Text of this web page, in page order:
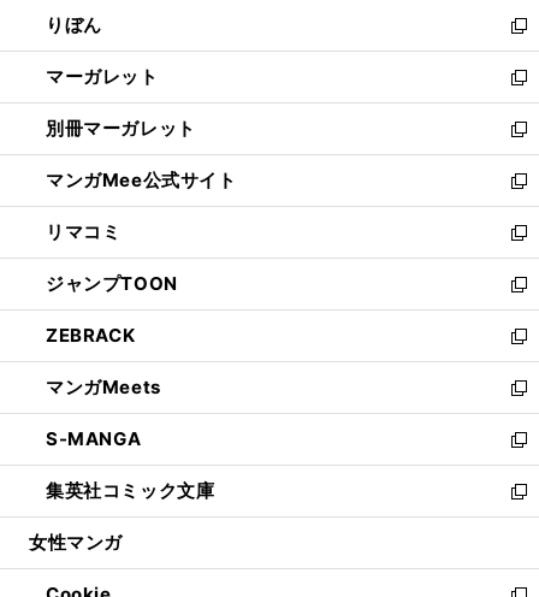
く
で
開
く
ド
ウ
で
開
く
ィ
ン
ド
ウ
で
開
く
りぼん
新
し
い
ウ
ィ
ン
ド
ウ
で
開
く
マーガレット
新
し
い
ウ
ィ
ン
ド
ウ
で
開
く
別冊マーガレット
新
し
い
ウ
ィ
ン
ド
ウ
で
開
く
マンガMee公式サイト
新
し
い
ウ
ィ
ン
ド
ウ
で
開
く
リマコミ
新
し
い
ウ
ィ
ン
ド
ウ
で
開
く
ジャンプTOON
新
し
い
ウ
ィ
ン
ド
ウ
で
開
ZEBRACK
新
し
い
ウ
ィ
ン
ド
ウ
開
マンガMeets
新
し
い
ウ
ィ
ン
ウ
S-MANGA
新
し
い
ウ
ン
集英社コミック文庫
新
し
ウ
女性マンガ